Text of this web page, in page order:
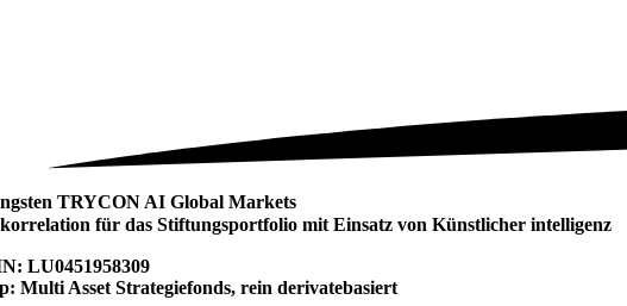
TRYCON AI Global Markets
für das Stiftungsportfolio mit Einsatz von Künstlicher intelligenz
LU0451958309
Multi Asset Strategiefonds, rein derivatebasiert